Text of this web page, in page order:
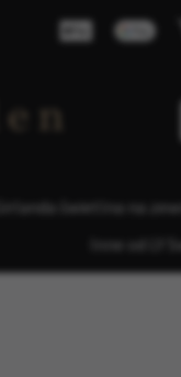
Girlanda świetlna na
Inne od LY